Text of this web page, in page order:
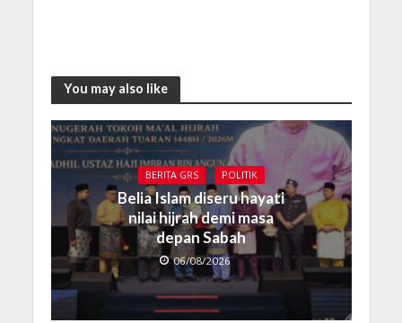
You may also like
BERITA GRS POLITIK
Belia Islam diseru hayati
nilai hijrah demi masa
depan Sabah
06/08/2026